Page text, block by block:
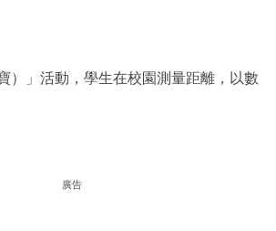
）」活動，學生在校園測量距離，以數
廣告